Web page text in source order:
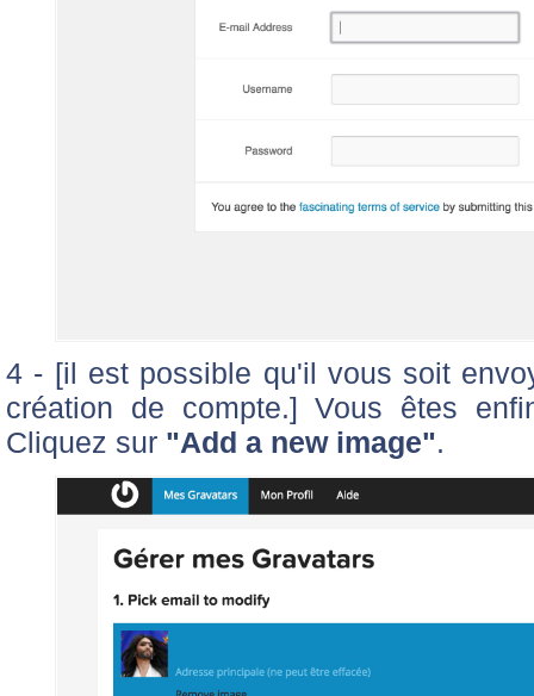
4 - [il est possible qu'il vous soit
création de compte.] Vous êtes
Cliquez sur "Add a new image".